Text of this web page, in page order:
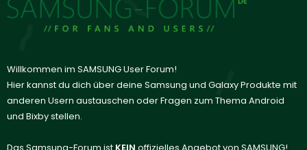
Willkommen im SAMSUNG User Forum!
Hier kannst du dich über deine Samsung und Galaxy Produkte mit
anderen Usern austauschen oder Fragen zum Thema Android
und Bixby stellen.